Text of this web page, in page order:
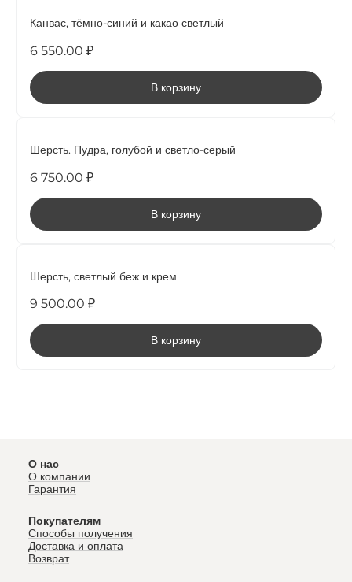
Канвас, тёмно-синий и какао светлый
6 550.00 ₽
В корзину
Шерсть. Пудра, голубой и светло-серый
6 750.00 ₽
В корзину
Шерсть, светлый беж и крем
9 500.00 ₽
В корзину
О нас
О компании
Гарантия
Покупателям
Способы получения
Доставка и оплата
Возврат